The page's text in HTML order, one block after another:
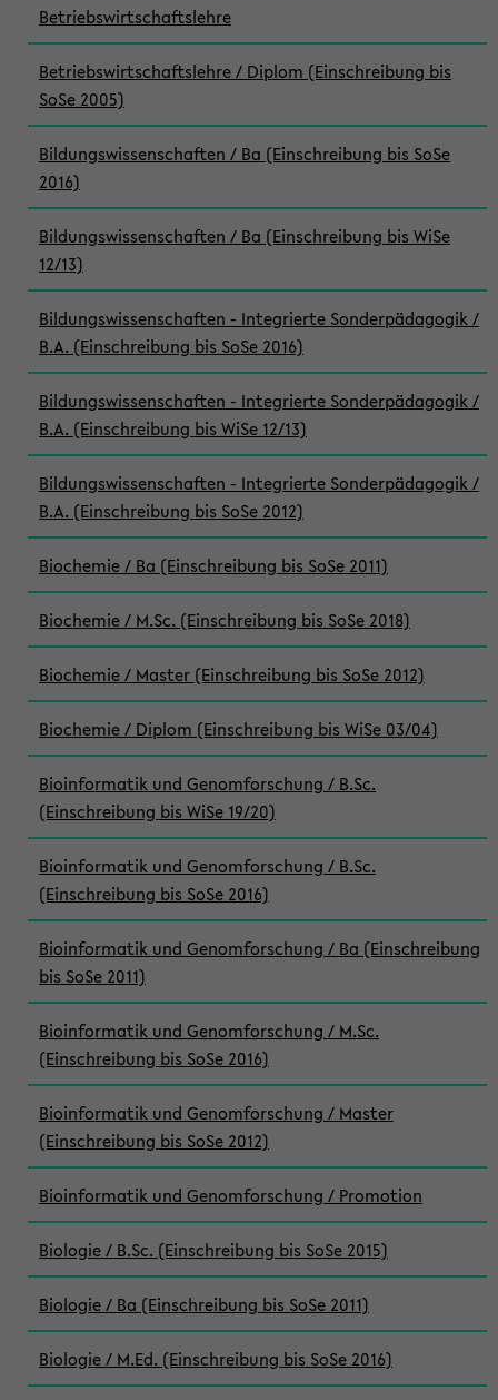
Betriebswirtschaftslehre
Betriebswirtschaftslehre / Diplom (Einschreibung bis
SoSe 2005)
Bildungswissenschaften / Ba (Einschreibung bis SoSe
2016)
Bildungswissenschaften / Ba (Einschreibung bis WiSe
12/13)
Bildungswissenschaften - Integrierte Sonderpädagogik /
B.A. (Einschreibung bis SoSe 2016)
Bildungswissenschaften - Integrierte Sonderpädagogik /
B.A. (Einschreibung bis WiSe 12/13)
Bildungswissenschaften - Integrierte Sonderpädagogik /
B.A. (Einschreibung bis SoSe 2012)
Biochemie / Ba (Einschreibung bis SoSe 2011)
Biochemie / M.Sc. (Einschreibung bis SoSe 2018)
Biochemie / Master (Einschreibung bis SoSe 2012)
Biochemie / Diplom (Einschreibung bis WiSe 03/04)
Bioinformatik und Genomforschung / B.Sc.
(Einschreibung bis WiSe 19/20)
Bioinformatik und Genomforschung / B.Sc.
(Einschreibung bis SoSe 2016)
Bioinformatik und Genomforschung / Ba (Einschreibung
bis SoSe 2011)
Bioinformatik und Genomforschung / M.Sc.
(Einschreibung bis SoSe 2016)
Bioinformatik und Genomforschung / Master
(Einschreibung bis SoSe 2012)
Bioinformatik und Genomforschung / Promotion
Biologie / B.Sc. (Einschreibung bis SoSe 2015)
Biologie / Ba (Einschreibung bis SoSe 2011)
Biologie / M.Ed. (Einschreibung bis SoSe 2016)